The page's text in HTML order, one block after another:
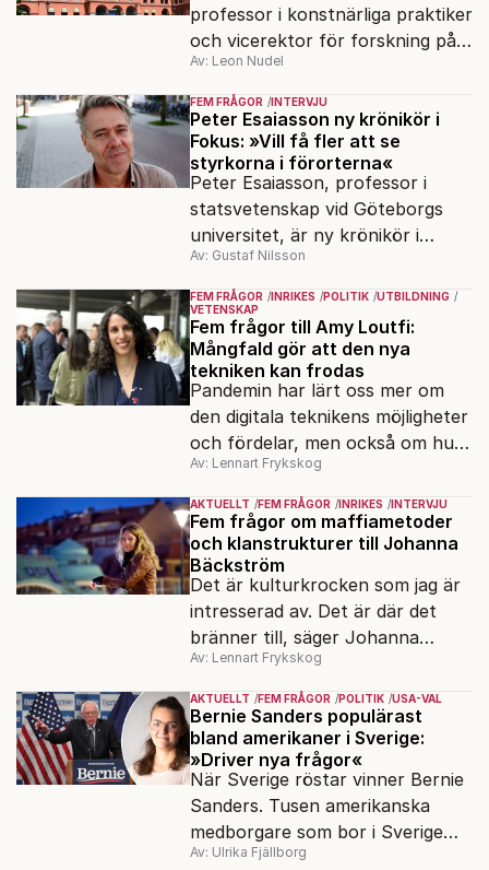
professor i konstnärliga praktiker
och vicerektor för forskning på
Stockholms konstnärliga
högskola, angående forskningen
och kritiken i medier.
Av: Leon Nudel
FEM FRÅGOR INTERVJU
Peter Esaiasson ny krönikör i
Fokus: »Vill få fler att se
styrkorna i förorterna«
Peter Esaiasson, professor i
statsvetenskap vid Göteborgs
universitet, är ny krönikör i
Fokus.
Av: Gustaf Nilsson
FEM FRÅGOR INRIKES POLITIK UTBILDNING
VETENSKAP
Fem frågor till Amy Loutfi:
Mångfald gör att den nya
tekniken kan frodas
Pandemin har lärt oss mer om
den digitala teknikens möjligheter
och fördelar, men också om hur
viktig cybersäkerhet är. Det
säger Amy Loutfi, ledamot i
Omstartskommissionen och vice
rektor vid Örebro universitet.
Hon värnar mångfald i
teknikutvecklingen.
Av: Lennart Frykskog
AKTUELLT FEM FRÅGOR INRIKES INTERVJU
Fem frågor om maffiametoder
och klanstrukturer till Johanna
Bäckström
Det är kulturkrocken som jag är
intresserad av. Det är där det
bränner till, säger Johanna
Bäckström Lerneby, som i 14 år
följt ett klanliknande
släktnätverk i Angered och är
aktuell med den dokumentära
boken Familjen.
Av: Lennart Frykskog
AKTUELLT FEM FRÅGOR POLITIK USA-VAL
Bernie Sanders populärast
bland amerikaner i Sverige:
»Driver nya frågor«
När Sverige röstar vinner Bernie
Sanders. Tusen amerikanska
medborgare som bor i Sverige
röstade i demokraternas
Av: Ulrika Fjällborg